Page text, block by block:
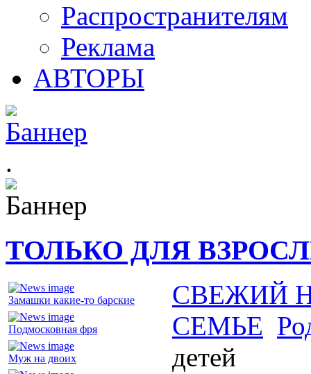
Распространителям
Реклама
АВТОРЫ
.
ТОЛЬКО ДЛЯ
Замашки какие-то барские
Подмосковная фря
Муж на двоих
СВЕЖИЙ
СЕМЬЕ
детей